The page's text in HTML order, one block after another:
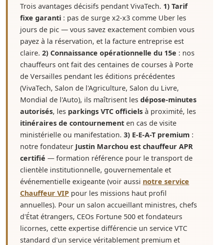
Trois avantages décisifs pendant VivaTech. 1) Tarif
fixe garanti : pas de surge x2-x3 comme Uber les
jours de pic — vous savez exactement combien vous
payez à la réservation, et la facture entreprise est
claire. 2) Connaissance opérationnelle du 15e : nos
chauffeurs ont fait des centaines de courses à Porte
de Versailles pendant les éditions précédentes
(VivaTech, Salon de l'Agriculture, Salon du Livre,
Mondial de l'Auto), ils maîtrisent les dépose-minutes
autorisés, les parkings VTC officiels à proximité, les
itinéraires de contournement en cas de visite
ministérielle ou manifestation. 3) E-E-A-T premium :
notre fondateur Justin Marchou est chauffeur APR
certifié — formation référence pour le transport de
clientèle institutionnelle, gouvernementale et
événementielle exigeante (voir aussi notre service
Chauffeur VIP pour les missions haut profil
annuelles). Pour un salon accueillant ministres, chefs
d'État étrangers, CEOs Fortune 500 et fondateurs
licornes, cette expertise différencie un service VTC
standard d'un service véritablement premium et